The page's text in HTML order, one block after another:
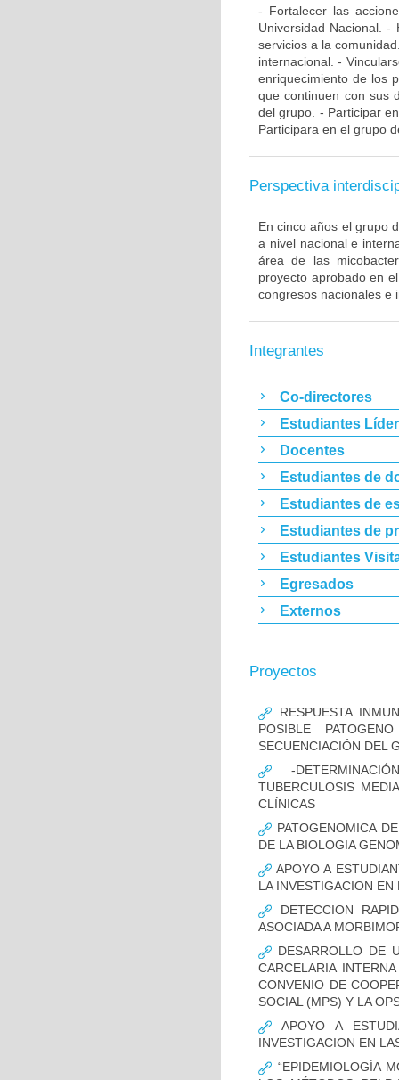
- Fortalecer las
Universidad Nacional. -
servicios a la
internacional. -
enriquecimiento de los
que continuen con sus
del grupo. - Participar
Participara en el grupo
Perspectiva
En cinco años el grupo
a nivel nacional e
área de las
proyecto aprobado en
congresos nacionales e
Integrantes
Co-directores
Estudiantes
Docentes
Estudiantes de
Estudiantes de
Estudiantes de
Estudiantes
Egresados
Externos
Proyectos
RESPUESTA
POSIBLE
SECUENCIACIÓN DEL
-
TUBERCULOSIS
CLÍNICAS
PATOGENOMICA
DE LA BIOLOGIA
APOYO A
LA INVESTIGACION EN
DETECCION
ASOCIADA A
DESARROLLO DE
CARCELARIA
CONVENIO DE
SOCIAL (MPS) Y LA
APOYO A
INVESTIGACION EN
“EPIDEMIOLOGÍA